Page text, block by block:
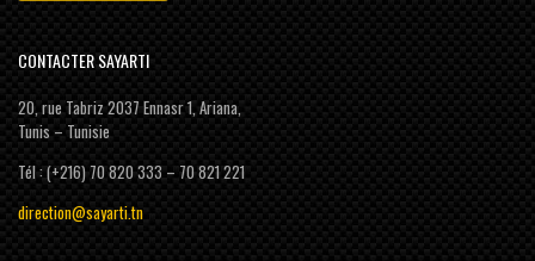
CONTACTER SAYARTI
20, rue Tabriz 2037 Ennasr 1, Ariana,
Tunis – Tunisie
Tél : (+216) 70 820 333 – 70 821 221
direction@sayarti.tn